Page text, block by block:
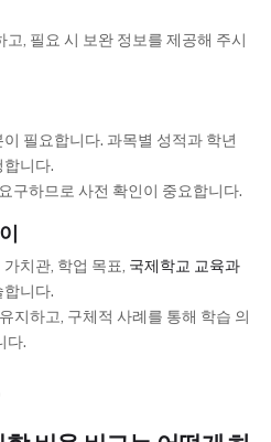
, 필요 시 보완 정보를 제공해 주시
필요합니다. 과목별 성적과 학년
니다.
구하므로 사전 확인이 중요합니다.
치관, 학업 목표, 국제학교 교육과
니다.
지하고, 구체적 사례를 통해 학습 의
다.